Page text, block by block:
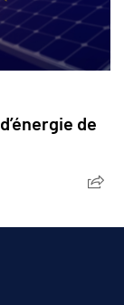
de